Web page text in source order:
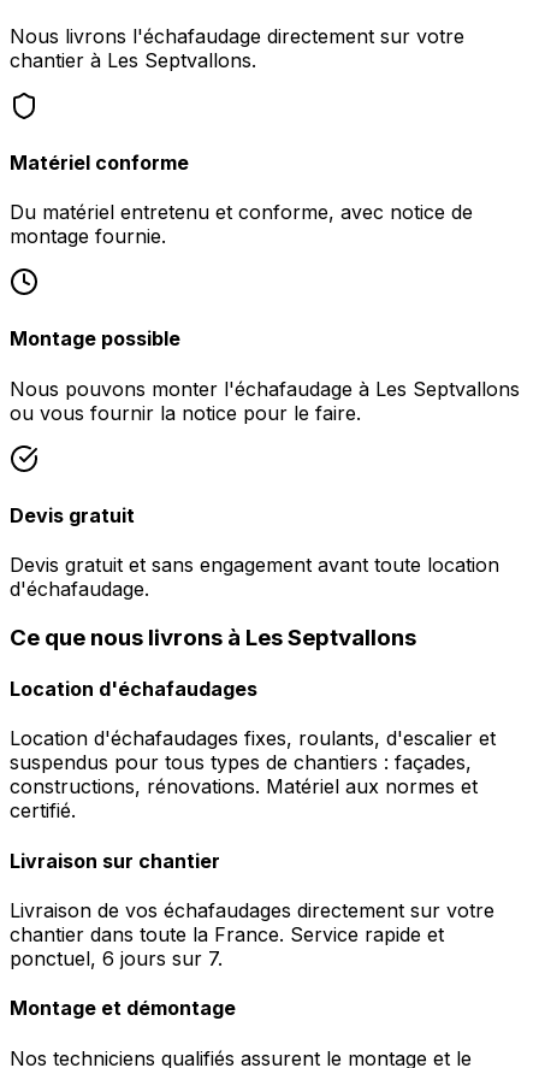
Nous livrons l'échafaudage directement sur votre
chantier à Les Septvallons.
Matériel conforme
Du matériel entretenu et conforme, avec notice de
montage fournie.
Montage possible
Nous pouvons monter l'échafaudage à Les Septvallons
ou vous fournir la notice pour le faire.
Devis gratuit
Devis gratuit et sans engagement avant toute location
d'échafaudage.
Ce que nous livrons à Les Septvallons
Location d'échafaudages
Location d'échafaudages fixes, roulants, d'escalier et
suspendus pour tous types de chantiers : façades,
constructions, rénovations. Matériel aux normes et
certifié.
Livraison sur chantier
Livraison de vos échafaudages directement sur votre
chantier dans toute la France. Service rapide et
ponctuel, 6 jours sur 7.
Montage et démontage
Nos techniciens qualifiés assurent le montage et le